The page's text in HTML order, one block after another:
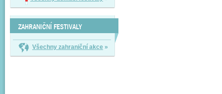
ZAHRANIČNÍ FESTIVALY
Všechny zahraniční akce »